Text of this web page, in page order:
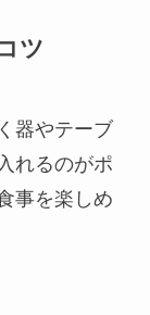
ツ
器やテーブ
れるのがポ
事を楽しめ